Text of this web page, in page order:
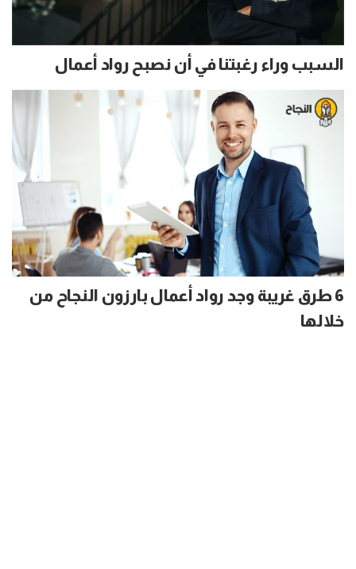
السبب وراء رغبتنا في أن نصبح رواد أعمال
6 طرق غريبة وجد رواد أعمال بارزون النجاح من
خلالها